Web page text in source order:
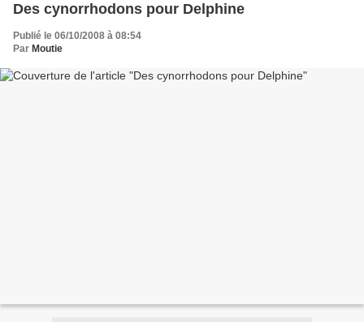
Des cynorrhodons pour Delphine
Publié le 06/10/2008 à 08:54
Par Moutie